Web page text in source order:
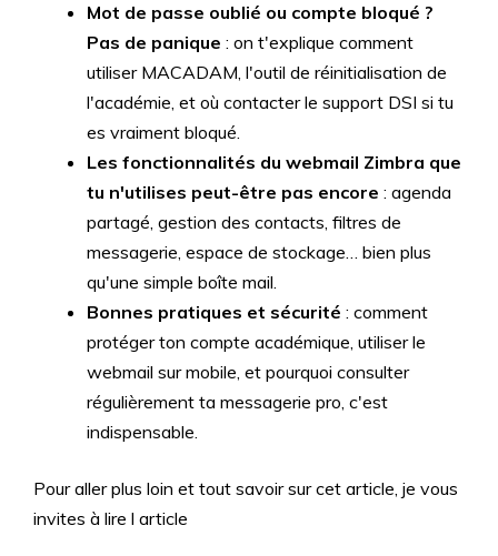
Mot de passe oublié ou compte bloqué ?
Pas de panique : on t'explique comment
utiliser MACADAM, l'outil de réinitialisation de
l'académie, et où contacter le support DSI si tu
es vraiment bloqué.
Les fonctionnalités du webmail Zimbra que
tu n'utilises peut-être pas encore : agenda
partagé, gestion des contacts, filtres de
messagerie, espace de stockage… bien plus
qu'une simple boîte mail.
Bonnes pratiques et sécurité : comment
protéger ton compte académique, utiliser le
webmail sur mobile, et pourquoi consulter
régulièrement ta messagerie pro, c'est
indispensable.
Pour aller plus loin et tout savoir sur cet article, je vous
invites à lire l article